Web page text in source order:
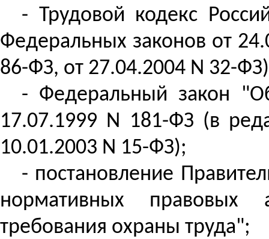
- Трудовой кодекс
Федеральных законов от
86-ФЗ, от 27.04.2004 N 32-
- Федеральный закон
17.07.1999 N 181-ФЗ (в
10.01.2003 N 15-ФЗ);
- постановление
нормативных правовых
требования охраны труда";